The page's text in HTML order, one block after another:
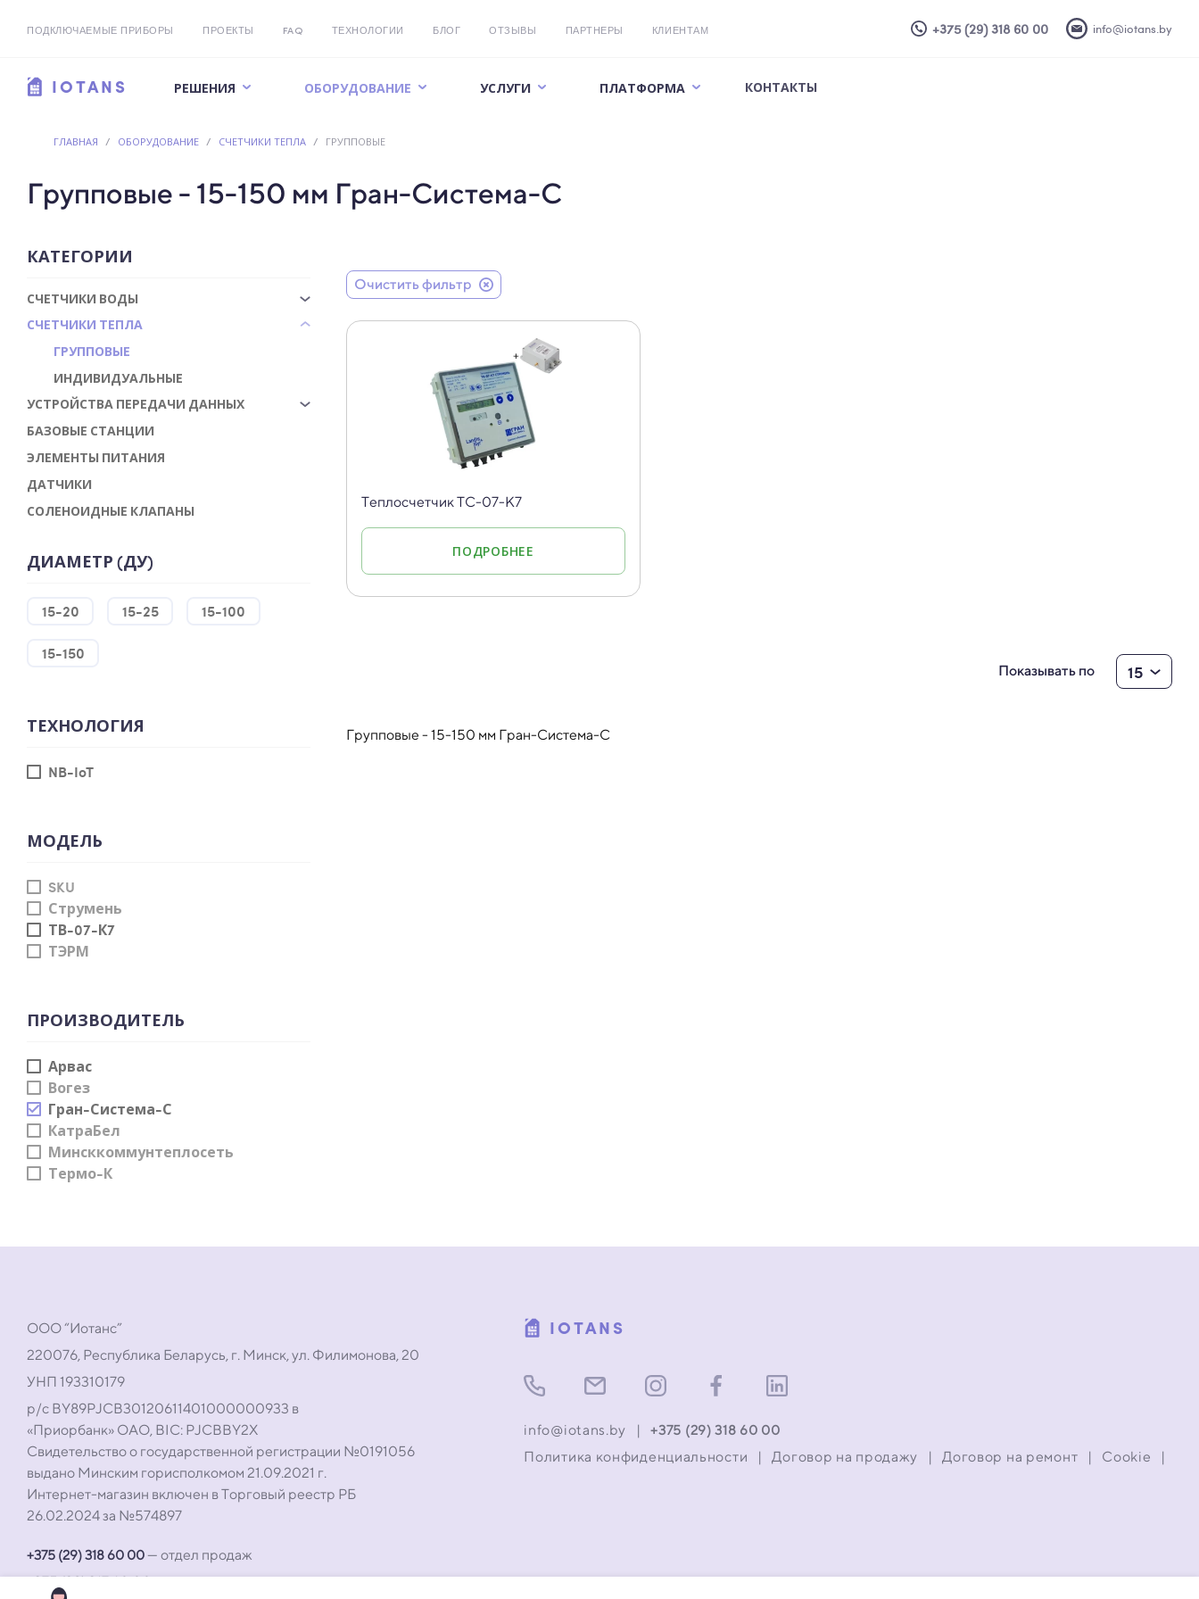
ПОДКЛЮЧАЕМЫЕ ПРИБОРЫ ПРОЕКТЫ FAQ ТЕХНОЛОГИИ БЛОГ ОТЗЫВЫ ПАРТНЕРЫ КЛИЕНТАМ +375 (29) 318 60 00 info@iotans.by
IOTANS РЕШЕНИЯ ОБОРУДОВАНИЕ УСЛУГИ ПЛАТФОРМА КОНТАКТЫ
ГЛАВНАЯ / ОБОРУДОВАНИЕ / СЧЕТЧИКИ ТЕПЛА / ГРУППОВЫЕ
Групповые - 15-150 мм Гран-Система-С
КАТЕГОРИИ
СЧЕТЧИКИ ВОДЫ
СЧЕТЧИКИ ТЕПЛА
ГРУППОВЫЕ
ИНДИВИДУАЛЬНЫЕ
УСТРОЙСТВА ПЕРЕДАЧИ ДАННЫХ
БАЗОВЫЕ СТАНЦИИ
ЭЛЕМЕНТЫ ПИТАНИЯ
ДАТЧИКИ
СОЛЕНОИДНЫЕ КЛАПАНЫ
ДИАМЕТР (ДУ)
15-20 15-25 15-100
15-150
ТЕХНОЛОГИЯ
NB-IoT
МОДЕЛЬ
SKU
Струмень
ТВ-07-К7
ТЭРМ
ПРОИЗВОДИТЕЛЬ
Арвас
Вогез
Гран-Система-С
КатраБел
Минсккоммунтеплосеть
Термо-К
Очистить фильтр
Теплосчетчик ТС-07-К7
ПОДРОБНЕЕ
Показывать по 15
Групповые - 15-150 мм Гран-Система-С
ООО “Иотанс”
220076, Республика Беларусь, г. Минск, ул. Филимонова, 20
УНП 193310179
р/с BY89PJCB30120611401000000933 в
«Приорбанк» ОАО, BIC: PJCBBY2X
Свидетельство о государственной регистрации №0191056
выдано Минским горисполкомом 21.09.2021 г.
Интернет-магазин включен в Торговый реестр РБ
26.02.2024 за №574897
+375 (29) 318 60 00— отдел продаж
+375 (29) 317 60 00— техническая поддержка
IOTANS
info@iotans.by | +375 (29) 318 60 00
Политика конфиденциальности | Договор на продажу | Договор на ремонт | Cookie |